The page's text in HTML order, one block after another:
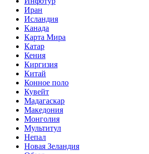
Иран
Исландия
Канада
Карта Мира
Катар
Кения
Киргизия
Китай
Конное поло
Кувейт
Мадагаскар
Македония
Монголия
Мультитул
Непал
Новая Зеландия